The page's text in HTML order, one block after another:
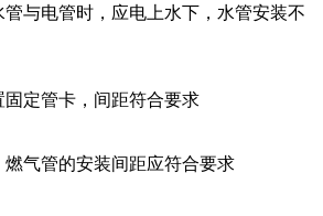
与电管时，应电上水下，水管安装不
定管卡，间距符合要求
燃气管的安装间距应符合要求